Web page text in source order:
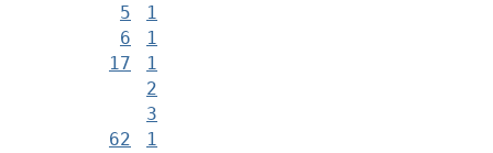
5
1
6
1
17
1
2
3
62
1